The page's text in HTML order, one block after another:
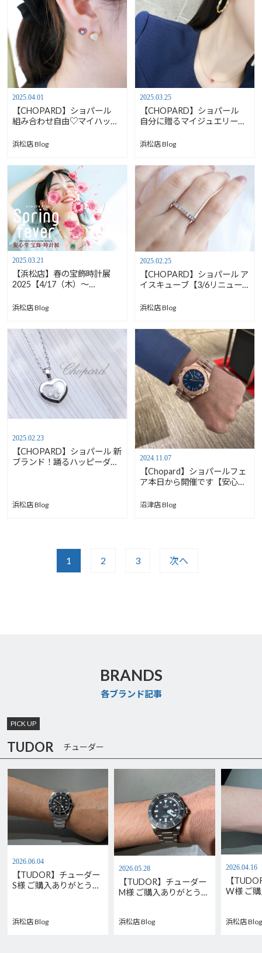
2025.04.01
【CHOPARD】ショパール
組み合わせ自由♡マイハッピ
春の宝飾時計展】
浜松店 Blog
2025.03.25
【CHOPARD】ショパール
自分に贈るマイジュエリー♥
～20 春の宝飾時計展】
浜松店 Blog
2025.03.21
【浜松店】春の宝飾時計展
2025【4/17（木）〜
浜松店 Blog
2025.02.25
【CHOPARD】ショパール ア
イスキューブ【3/6リニュー
浜松店 Blog
2025.02.23
【CHOPARD】ショパール 新
ブランド！踊るハッピーダイ
浜松店 Blog
2024.11.07
【Chopard】ショパールフェ
ア本日から開催です【安心堂
沼津店 Blog
1 2 3 次へ
BRANDS
各ブランド記事
PICK UP
TUDOR チューダー
2026.06.04
【TUDOR】チューダー
S様 ご購入ありがとうご
浜松店 Blog
2026.05.28
【TUDOR】チューダー
M様 ご購入ありがとうご
浜松店 Blog
2026.04.16
【
W様 ご
浜松店 Blog